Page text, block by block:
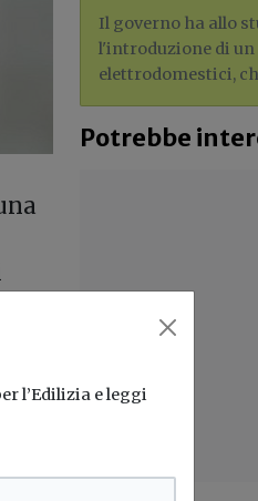
e
Il governo ha allo
l'introduzione di un
elettrodomestici,
Potrebbe
l’Edilizia e leggi